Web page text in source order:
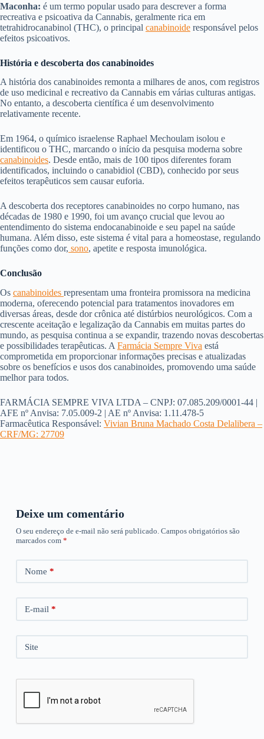
Maconha: é um termo popular usado para descrever a forma
recreativa e psicoativa da Cannabis, geralmente rica em
tetrahidrocanabinol (THC), o principal canabinoide responsável pelos
efeitos psicoativos.
História e descoberta dos canabinoides
A história dos canabinoides remonta a milhares de anos, com registros
de uso medicinal e recreativo da Cannabis em várias culturas antigas.
No entanto, a descoberta científica é um desenvolvimento
relativamente recente.
Em 1964, o químico israelense Raphael Mechoulam isolou e
identificou o THC, marcando o início da pesquisa moderna sobre
canabinoides. Desde então, mais de 100 tipos diferentes foram
identificados, incluindo o canabidiol (CBD), conhecido por seus
efeitos terapêuticos sem causar euforia.
A descoberta dos receptores canabinoides no corpo humano, nas
décadas de 1980 e 1990, foi um avanço crucial que levou ao
entendimento do sistema endocanabinoide e seu papel na saúde
humana. Além disso, este sistema é vital para a homeostase, regulando
funções como dor, sono, apetite e resposta imunológica.
Conclusão
Os canabinoides representam uma fronteira promissora na medicina
moderna, oferecendo potencial para tratamentos inovadores em
diversas áreas, desde dor crônica até distúrbios neurológicos. Com a
crescente aceitação e legalização da Cannabis em muitas partes do
mundo, as pesquisa continua a se expandir, trazendo novas descobertas
e possibilidades terapêuticas. A Farmácia Sempre Viva está
comprometida em proporcionar informações precisas e atualizadas
sobre os benefícios e usos dos canabinoides, promovendo uma saúde
melhor para todos.
FARMÁCIA SEMPRE VIVA LTDA – CNPJ: 07.085.209/0001-44 |
AFE nº Anvisa: 7.05.009-2 | AE nº Anvisa: 1.11.478-5
Farmacêutica Responsável: Vivian Bruna Machado Costa Delalibera –
CRF/MG: 27709
Deixe um comentário
O seu endereço de e-mail não será publicado. Campos obrigatórios são
marcados com *
Nome *
E-mail *
Site